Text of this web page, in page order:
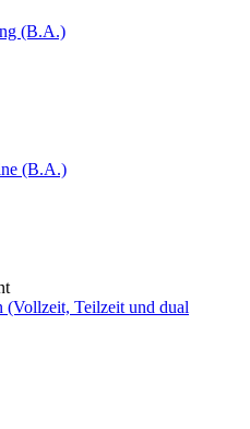
(B.A.)
(B.A.)
(Vollzeit, Teilzeit und dual